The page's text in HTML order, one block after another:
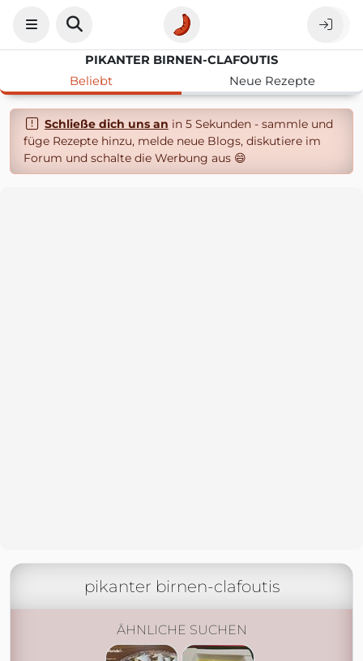
PIKANTER BIRNEN-CLAFOUTIS
Beliebt
Neue Rezepte
Schließe dich uns an in 5 Sekunden - sammle und
füge Rezepte hinzu, melde neue Blogs, diskutiere im
Forum und schalte die Werbung aus 😄
pikanter birnen-clafoutis
ÄHNLICHE SUCHEN